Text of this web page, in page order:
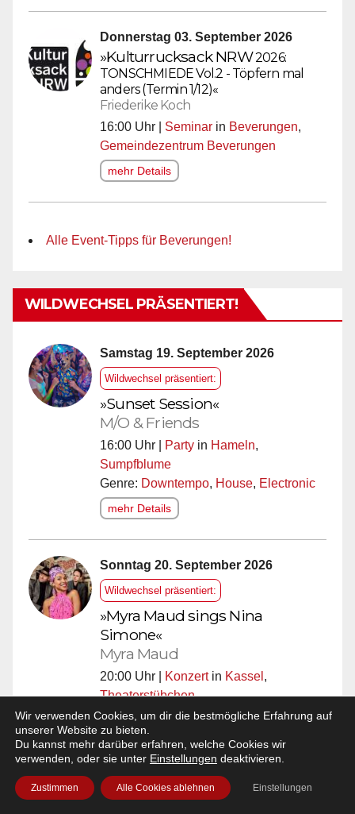
Donnerstag 03. September 2026
»KulturrucksackNRW2026:
TONSCHMIEDE Vol.2 - Töpfern mal
anders (Termin 1/12)«
Friederike Koch
16:00 Uhr | Seminar in Beverungen,
Gemeindezentrum Beverungen
mehr Details
Alle Event-Tipps für Beverungen!
WILDWECHSEL PRÄSENTIERT!
Samstag 19. September 2026
Wildwechsel präsentiert:
»Sunset Session«
M/O & Friends
16:00 Uhr | Party in Hameln,
Sumpfblume
Genre: Downtempo, House, Electronic
mehr Details
Sonntag 20. September 2026
Wildwechsel präsentiert:
»Myra Maud sings Nina
Simone«
Myra Maud
20:00 Uhr | Konzertin Kassel ,
Theaterstübchen
Genre: Jazz
Hier gibts die
mehr Details
Wir verwenden Cookies, um dir die bestmögliche Erfahrung auf
unserer Website zu bieten.
Du kannst mehr darüber erfahren, welche Cookies wir
verwenden, oder sie unter Einstellungen deaktivieren.
Zustimmen Alle Cookies ablehnen Einstellungen